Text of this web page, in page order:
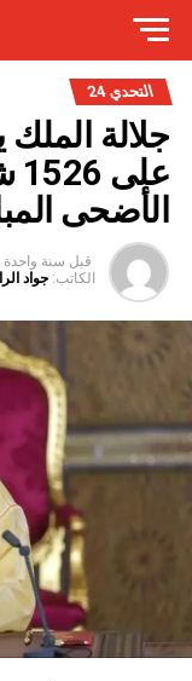
التحدي 24
جلالة
الأضحى
قبل سنة واحدة
الكاتب: جواد